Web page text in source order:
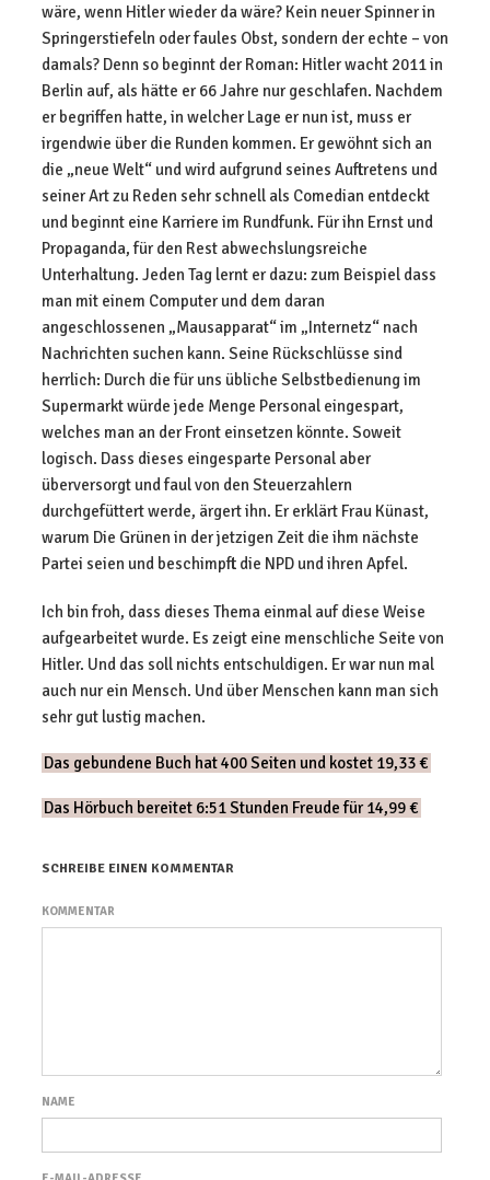
wäre, wenn Hitler wieder da wäre? Kein neuer Spinner in
Springerstiefeln oder faules Obst, sondern der echte – von
damals? Denn so beginnt der Roman: Hitler wacht 2011 in
Berlin auf, als hätte er 66 Jahre nur geschlafen. Nachdem
er begriffen hatte, in welcher Lage er nun ist, muss er
irgendwie über die Runden kommen. Er gewöhnt sich an
die „neue Welt“ und wird aufgrund seines Auftretens und
seiner Art zu Reden sehr schnell als Comedian entdeckt
und beginnt eine Karriere im Rundfunk. Für ihn Ernst und
Propaganda, für den Rest abwechslungsreiche
Unterhaltung. Jeden Tag lernt er dazu: zum Beispiel dass
man mit einem Computer und dem daran
angeschlossenen „Mausapparat“ im „Internetz“ nach
Nachrichten suchen kann. Seine Rückschlüsse sind
herrlich: Durch die für uns übliche Selbstbedienung im
Supermarkt würde jede Menge Personal eingespart,
welches man an der Front einsetzen könnte. Soweit
logisch. Dass dieses eingesparte Personal aber
überversorgt und faul von den Steuerzahlern
durchgefüttert werde, ärgert ihn. Er erklärt Frau Künast,
warum Die Grünen in der jetzigen Zeit die ihm nächste
Partei seien und beschimpft die NPD und ihren Apfel.
Ich bin froh, dass dieses Thema einmal auf diese Weise
aufgearbeitet wurde. Es zeigt eine menschliche Seite von
Hitler. Und das soll nichts entschuldigen. Er war nun mal
auch nur ein Mensch. Und über Menschen kann man sich
sehr gut lustig machen.
Das gebundene Buch hat 400 Seiten und kostet 19,33 €
Das Hörbuch bereitet 6:51 Stunden Freude für 14,99 €
SCHREIBE EINEN KOMMENTAR
KOMMENTAR
NAME